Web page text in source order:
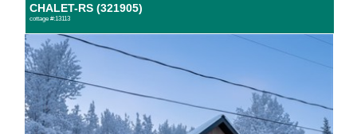
CHALET-RS (321905)
cottage #:13113